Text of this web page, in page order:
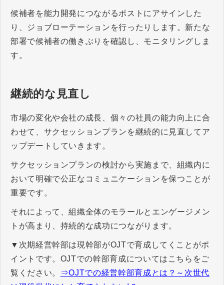
候補者を能力開発につながるポストにアサインした
り、ジョブローテーションを行ったりします。新たな
部署で候補者の働きぶりを確認し、モニタリングしま
す。
継続的な見直し
市場の変化や会社の成長、個々の社員の能力向上に合
わせて、サクセッションプランを継続的に見直してア
ップデートしていきます。
サクセッションプランの検討から実施まで、組織内に
おいて明確で公正なコミュニケーションを保つことが
重要です。
それによって、組織全体のモラールとエンゲージメン
トが高まり、持続的な成功につながります。
▼次期経営幹部は現幹部がOJTで育成してくことがポ
イントです。OJTでの幹部育成についてはこちらをご
覧ください。
⇒OJTでの経営幹部育成とは？～次世代